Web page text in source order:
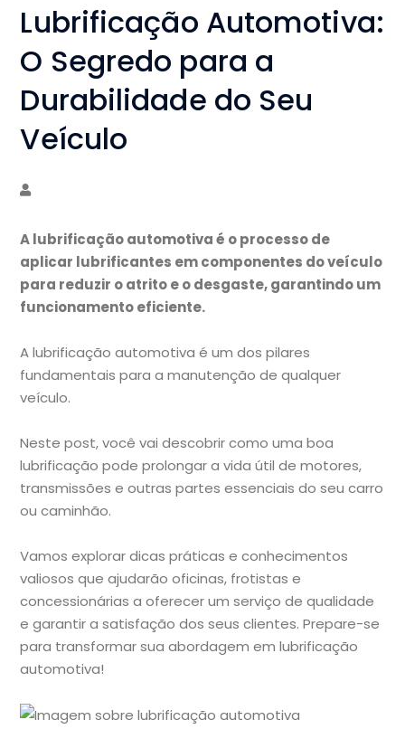
Lubrificação Automotiva:
O Segredo para a
Durabilidade do Seu
Veículo
A lubrificação automotiva é o processo de
aplicar lubrificantes em componentes do veículo
para reduzir o atrito e o desgaste, garantindo um
funcionamento eficiente.
A lubrificação automotiva é um dos pilares
fundamentais para a manutenção de qualquer
veículo.
Neste post, você vai descobrir como uma boa
lubrificação pode prolongar a vida útil de motores,
transmissões e outras partes essenciais do seu carro
ou caminhão.
Vamos explorar dicas práticas e conhecimentos
valiosos que ajudarão oficinas, frotistas e
concessionárias a oferecer um serviço de qualidade
e garantir a satisfação dos seus clientes. Prepare-se
para transformar sua abordagem em lubrificação
automotiva!